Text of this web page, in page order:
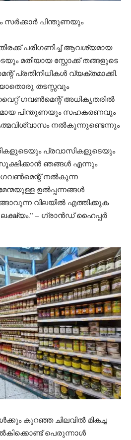
സർക്കാർ പിന്തുണയും
പരിഗണിച്ച് ആവശ്യമായ
മതിയായ സ്റ്റോക്ക് തങ്ങളുടെ
പ്രതിനിധികൾ വ്യക്തമാക്കി.
തടസ്സവും
ഗവൺമെന്റ് അധികൃതരിൽ
പിന്തുണയും സഹകരണവും
നൽകുന്നുണ്ടെന്നും
പ്രവാസികളുടെയും
ഞങ്ങൾ എന്നും
നൽകുന്ന
ഉൽപ്പന്നങ്ങൾ
വിലയിൽ എത്തിക്കുക
– ഗ്രാൻഡ് ഹൈപ്പർ
കുറഞ്ഞ ചിലവിൽ മികച്ച
പെരുന്നാൾ